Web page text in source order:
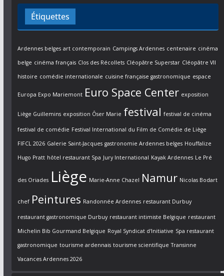
Étiquettes
Ardennes belges art contemporain Campings Ardennes centenaire cinéma
belge cinéma français Clos des Récollets Cléopâtre Superstar Cléopâtre VII
histoire comédie internationale cuisine française gastronomique espace
Europa Expo Mariemont Euro Space Center exposition
Liège Guillemins exposition Ôser Marie festival festival de cinéma
festival de comédie Festival International du Film de Comédie de Liège
FIFCL 2026 Galerie Saint-Jacques gastronomie Ardennes belges Houffalize
Hugo Pratt hôtel restaurant Spa Jury International Kayak Ardennes Le Pré
des Oriades Liège Marie-Anne Chazel Namur Nicolas Bodart
chef Peintures Randonnée Ardennes restaurant Durbuy
restaurant gastronomique Durbuy restaurant intimiste Belgique restaurant
Michelin Bib Gourmand Belgique Royal Syndicat d'Initiative Spa restaurant
gastronomique tourisme ardennais tourisme scientifique Transinne
Vacances Ardennes 2026